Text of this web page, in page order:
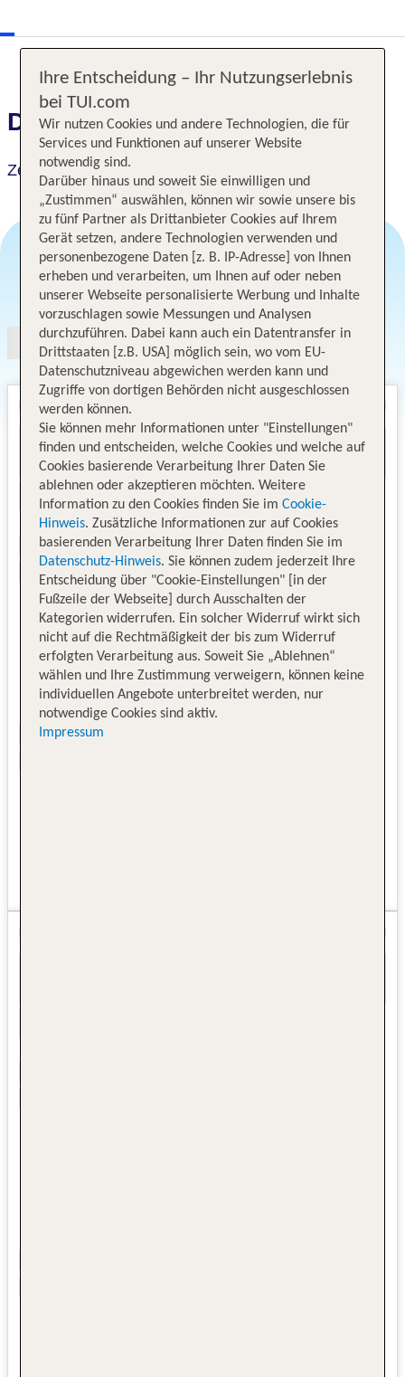
Das erwartet Sie
Zenit Hotel Balaton
Angebotsauswahl
Ihre Entscheidung – Ihr Nutzungserlebnis
bei TUI.com
Wir nutzen Cookies und andere Technologien, die für
Services und Funktionen auf unserer Website
notwendig sind.
Darüber hinaus und soweit Sie einwilligen und
„Zustimmen“ auswählen, können wir sowie unsere bis
zu fünf Partner als Drittanbieter Cookies auf Ihrem
Gerät setzen, andere Technologien verwenden und
personenbezogene Daten [z. B. IP-Adresse] von Ihnen
erheben und verarbeiten, um Ihnen auf oder neben
unserer Webseite personalisierte Werbung und Inhalte
vorzuschlagen sowie Messungen und Analysen
durchzuführen. Dabei kann auch ein Datentransfer in
Drittstaaten [z.B. USA] möglich sein, wo vom EU-
Datenschutzniveau abgewichen werden kann und
Zugriffe von dortigen Behörden nicht ausgeschlossen
werden können.
Sie können mehr Informationen unter "Einstellungen"
finden und entscheiden, welche Cookies und welche auf
Cookies basierende Verarbeitung Ihrer Daten Sie
ablehnen oder akzeptieren möchten. Weitere
Information zu den Cookies finden Sie im Cookie-
Hinweis. Zusätzliche Informationen zur auf Cookies
basierenden Verarbeitung Ihrer Daten finden Sie im
Datenschutz-Hinweis. Sie können zudem jederzeit Ihre
Entscheidung über "Cookie-Einstellungen" [in der
Fußzeile der Webseite] durch Ausschalten der
Kategorien widerrufen. Ein solcher Widerruf wirkt sich
nicht auf die Rechtmäßigkeit der bis zum Widerruf
erfolgten Verarbeitung aus. Soweit Sie „Ablehnen“
wählen und Ihre Zustimmung verweigern, können keine
individuellen Angebote unterbreitet werden, nur
notwendige Cookies sind aktiv.
Impressum